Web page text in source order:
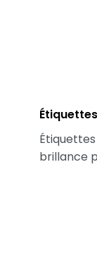
brillance